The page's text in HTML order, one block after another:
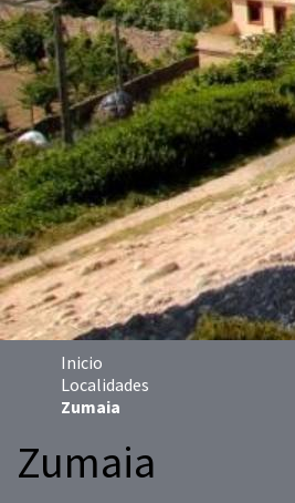
Inicio
Localidades
Zumaia
Zumaia